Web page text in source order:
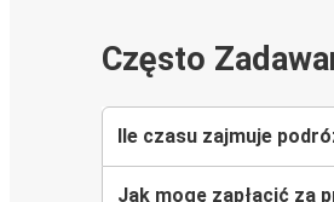
Często
Ile czasu zajmuje
Jak mogę zapłacić za